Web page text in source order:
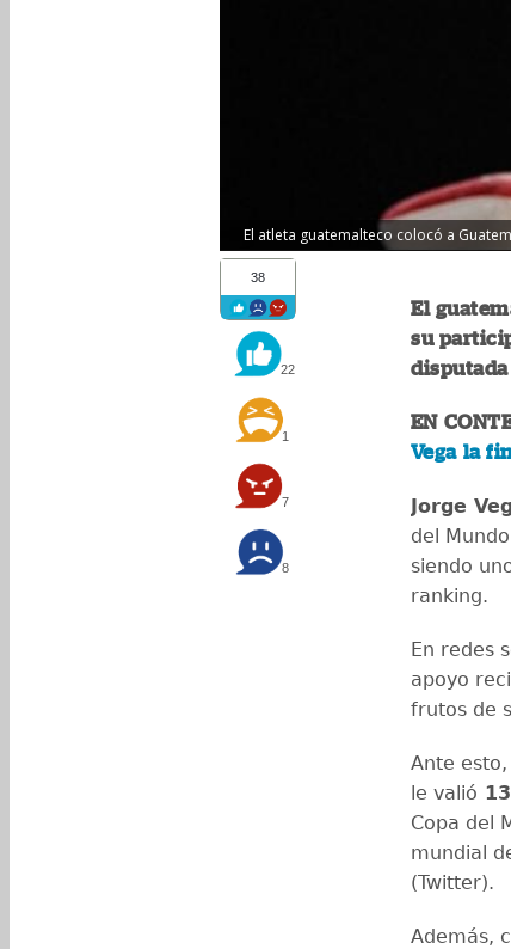
El atleta guatemalteco colocó a
38
22
1
7
8
El
su
EN
Vega la
Jorge
del
siendo
ranking.
En redes
apoyo
frutos de
Ante
le valió
Copa del
mundial
(Twitter).
Además,